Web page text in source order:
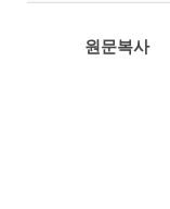
원문복사